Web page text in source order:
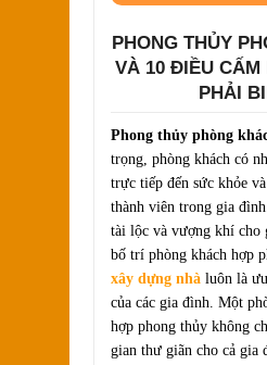
PHONG THỦY
VÀ 10 ĐIỀU CẤM
PHẢI
Phong thủy phòng
trọng, phòng khách có
trực tiếp đến sức khỏe
thành viên trong gia
tài lộc và vượng khí cho
bố trí phòng khách hợp
xây dựng nhà luôn là
của các gia đình. Một
hợp phong thủy không
gian thư giãn cho cả gia